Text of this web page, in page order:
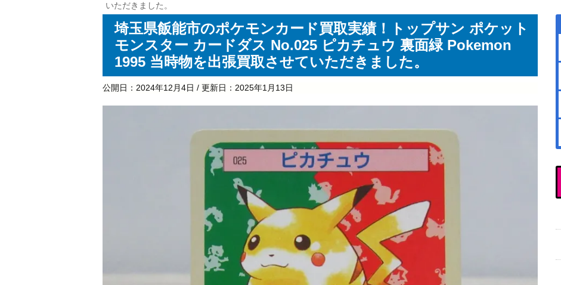
いただきました。
埼玉県飯能市のポケモンカード買取実績！トップサン ポケット
モンスター カードダス No.025 ピカチュウ 裏面緑 Pokemon
1995 当時物を出張買取させていただきました。
公開日： 2024年12月4日 / 更新日： 2025年1月13日